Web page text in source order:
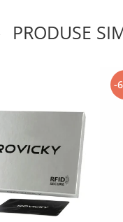
PRODUSE
-